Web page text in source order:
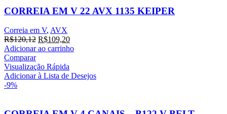
CORREIA EM V 22 AVX 1135 KEIPER
Correia em V, AVX
R$120,12 O
preço
era:
R$120,12.
R$109,20O
preço
R$109,20.
Adicionar ao carrinho
Comparar
Visualização Rápida
Adicionar à Lista de Desejos
-9%